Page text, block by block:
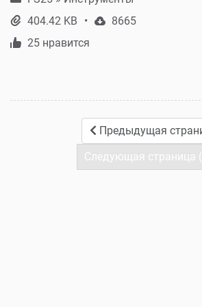
404.42 KB
8665
25 нравится
Предыдущая
Следующая страница